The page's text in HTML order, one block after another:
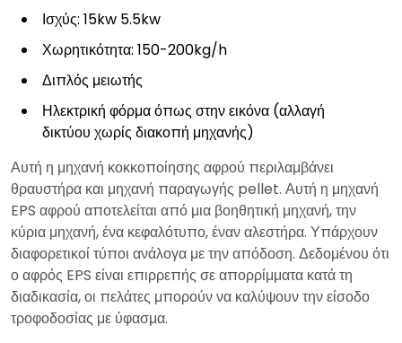
Ισχύς: 15kw 5.5kw
Χωρητικότητα: 150-200kg/h
Διπλός μειωτής
Ηλεκτρική φόρμα όπως στην εικόνα (αλλαγή
δικτύου χωρίς διακοπή μηχανής)
Αυτή η μηχανή κοκκοποίησης αφρού περιλαμβάνει
θραυστήρα και μηχανή παραγωγής pellet. Αυτή η μηχανή
EPS αφρού αποτελείται από μια βοηθητική μηχανή, την
κύρια μηχανή, ένα κεφαλότυπο, έναν αλεστήρα. Υπάρχουν
διαφορετικοί τύποι ανάλογα με την απόδοση. Δεδομένου ότι
ο αφρός EPS είναι επιρρεπής σε απορρίμματα κατά τη
διαδικασία, οι πελάτες μπορούν να καλύψουν την είσοδο
τροφοδοσίας με ύφασμα.